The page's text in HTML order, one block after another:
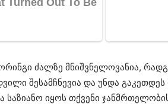
ძალზე მნიშვნელოვანია,
შესამჩნევია და უნდა
საზიანო იყოს თქვენი